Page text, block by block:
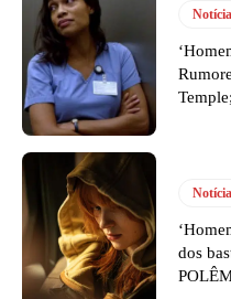
dos